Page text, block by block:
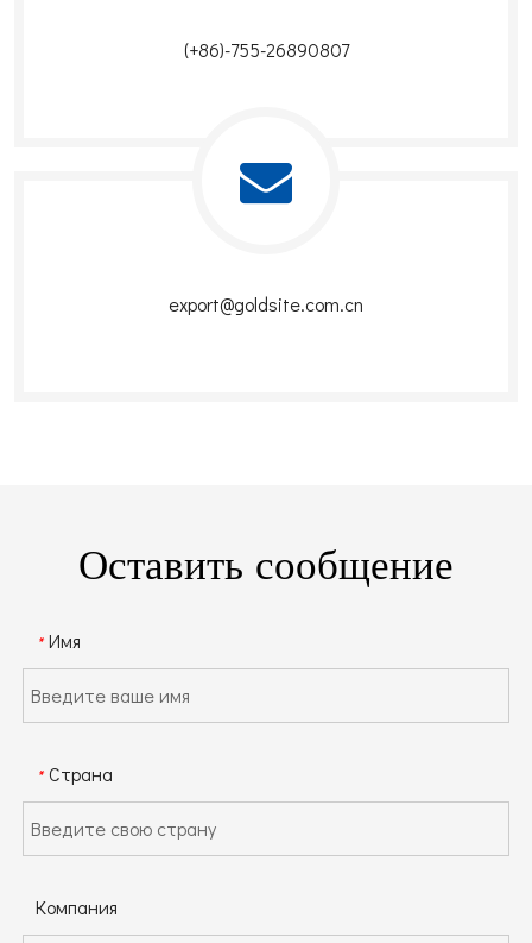
(+86)-755-26890807
export@goldsite.com.cn​​​​​​​
Оставить сообщение
* Имя
* Страна
Компания